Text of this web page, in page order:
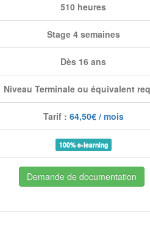
510 heures
Stage 4 semaines
Dès 16 ans
Niveau Terminale ou équivalent
Tarif : 64,50€ / mois
100% e-learning
Demande de documentation